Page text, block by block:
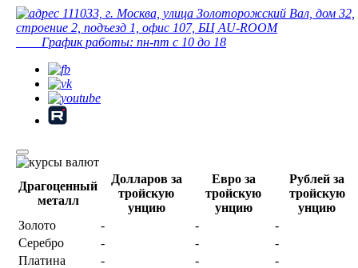
111033, г. Москва, улица Золоторожский Вал, дом 32,
строение 2, подъезд 1, офис 107, БЦ AU-ROOM
График работы: пн-пт с 10 до 18
Драгоценный
металл
Долларов за
тройскую
унцию
Евро за
тройскую
унцию
Рублей за
тройскую
унцию
Золото
- -
-
Серебро
- -
-
Платина
- -
-